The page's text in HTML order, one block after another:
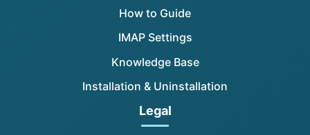
How to Guide
IMAP Settings
Knowledge Base
Installation & Uninstallation
Legal